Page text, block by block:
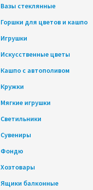
Вазы стеклянные
Горшки для цветов и кашпо
Игрушки
Искусственные цветы
Кашпо с автополивом
Кружки
Мягкие игрушки
Светильники
Сувениры
Фондю
Хозтовары
Ящики балконные